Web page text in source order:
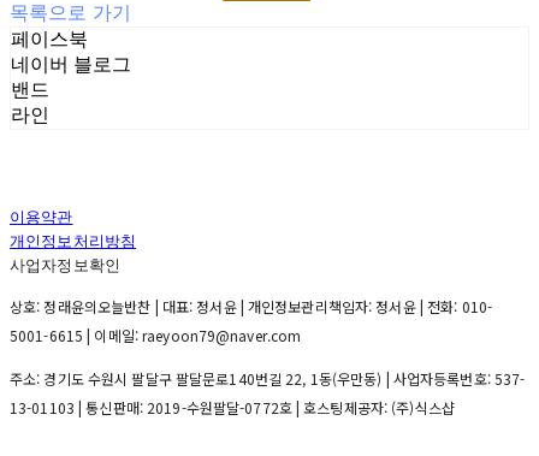
목록으로 가기
페이스북
네이버 블로그
밴드
라인
이용약관
개인정보처리방침
사업자정보확인
상호: 정래윤의오늘반찬 | 대표: 정서윤 | 개인정보관리책임자: 정서윤 | 전화: 010-
5001-6615 | 이메일: raeyoon79@naver.com
주소: 경기도 수원시 팔달구 팔달문로140번길 22, 1동(우만동) | 사업자등록번호:537-
13-01103 | 통신판매: 2019-수원팔달-0772호| 호스팅제공자: (주)식스샵